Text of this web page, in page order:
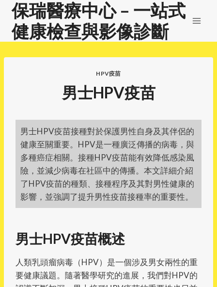
Skip
content
保瑞醫療中心 – 一站式
健康檢查與影像診斷
HPV疫苗
男士HPV疫苗
男士HPV疫苗接種對於保護男性自身及其伴侶的
健康至關重要。HPV是一種廣泛傳播的病毒，與
多種癌症相關。接種HPV疫苗能有效降低感染風
險，並減少病毒在社區中的傳播。本文詳細介紹
了HPV疫苗的種類、接種程序及其對男性健康的
影響，並強調了提升男性疫苗接種率的重要性。
男士HPV疫苗概述
人類乳頭瘤病毒（HPV）是一個涉及男女兩性的重
要健康議題。隨著醫學研究的進展，我們對HPV的